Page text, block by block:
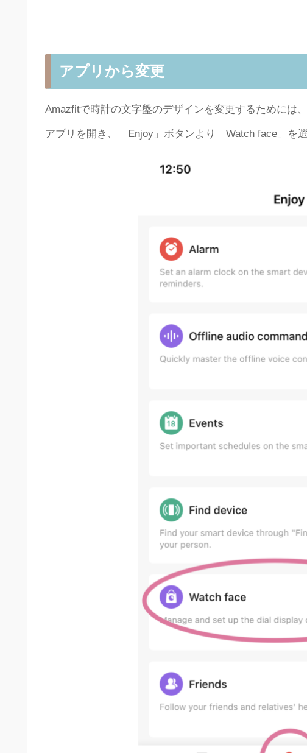
アプリから変更
Amazfitで時計の文字盤のデザインを変更するためには
アプリを開き、「Enjoy」ボタンより「Watch face」を選